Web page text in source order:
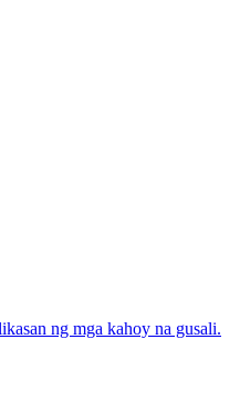
ng mga kahoy na gusali.